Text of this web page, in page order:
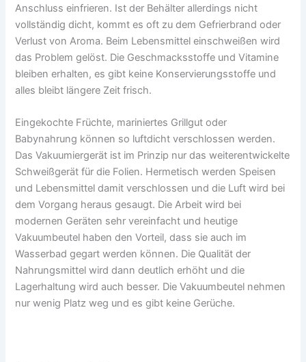
Anschluss einfrieren. Ist der Behälter allerdings nicht
vollständig dicht, kommt es oft zu dem Gefrierbrand oder
Verlust von Aroma. Beim Lebensmittel einschweißen wird
das Problem gelöst. Die Geschmacksstoffe und Vitamine
bleiben erhalten, es gibt keine Konservierungsstoffe und
alles bleibt längere Zeit frisch.
Eingekochte Früchte, mariniertes Grillgut oder
Babynahrung können so luftdicht verschlossen werden.
Das Vakuumiergerät ist im Prinzip nur das weiterentwickelte
Schweißgerät für die Folien. Hermetisch werden Speisen
und Lebensmittel damit verschlossen und die Luft wird bei
dem Vorgang heraus gesaugt. Die Arbeit wird bei
modernen Geräten sehr vereinfacht und heutige
Vakuumbeutel haben den Vorteil, dass sie auch im
Wasserbad gegart werden können. Die Qualität der
Nahrungsmittel wird dann deutlich erhöht und die
Lagerhaltung wird auch besser. Die Vakuumbeutel nehmen
nur wenig Platz weg und es gibt keine Gerüche.